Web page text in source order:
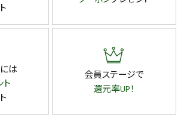
は
会員ステージで
還元率UP！